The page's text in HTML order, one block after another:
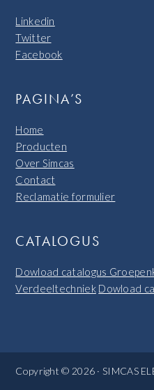
Linkedin
Twitter
Facebook
PAGINA’S
Home
Producten
Over Simcas
Contact
Reclamatie formulier
CATALOGUS
Dowload catalogus
Verdeeltechniek Dowload
Copyright © 2026 · SIMCAS